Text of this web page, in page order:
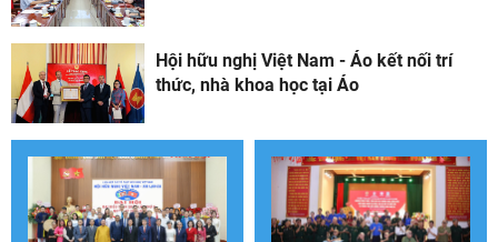
Hội hữu nghị Việt Nam - Áo kết nối trí
thức, nhà khoa học tại Áo